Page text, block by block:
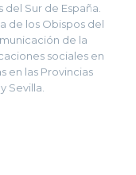
Sur de España.
de los Obispos del
de la
sociales en
en las Provincias
Sevilla.